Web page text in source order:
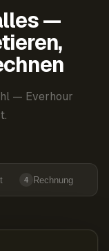
—
— Everhour
4 Rechnung